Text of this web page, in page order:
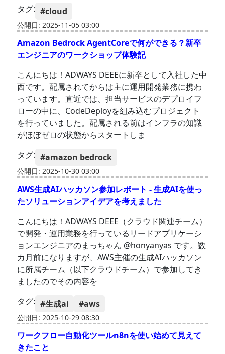
タグ: #cloud
公開日: 2025-11-05 03:00
Amazon Bedrock AgentCoreで何ができる？新卒
エンジニアのワークショップ体験記
こんにちは！ADWAYS DEEEに新卒として入社した中
西です。配属されてからは主に運用開発業務に携わ
っています。直近では、担当サービスのデプロイフ
ローの中に、CodeDeployを組み込むプロジェクト
を行っていました。配属される前はインフラの知識
がほぼゼロの状態からスタートしま
タグ: #amazon bedrock
公開日: 2025-10-30 03:00
AWS生成AIハッカソン参加レポート - 生成AIを使っ
たソリューションアイデアを考えました
こんにちは！ADWAYS DEEE（クラウド関連チーム）
で開発・運用業務を行っているリードアプリケーシ
ョンエンジニアのまっちゃん @honyanyas です。数
カ月前になりますが、AWS主催の生成AIハッカソン
に所属チーム（以下クラウドチーム）で参加してき
ましたのでその内容を
タグ: #生成ai #aws
公開日: 2025-10-29 08:30
ワークフロー自動化ツールn8nを使い始めて見えて
きたこと